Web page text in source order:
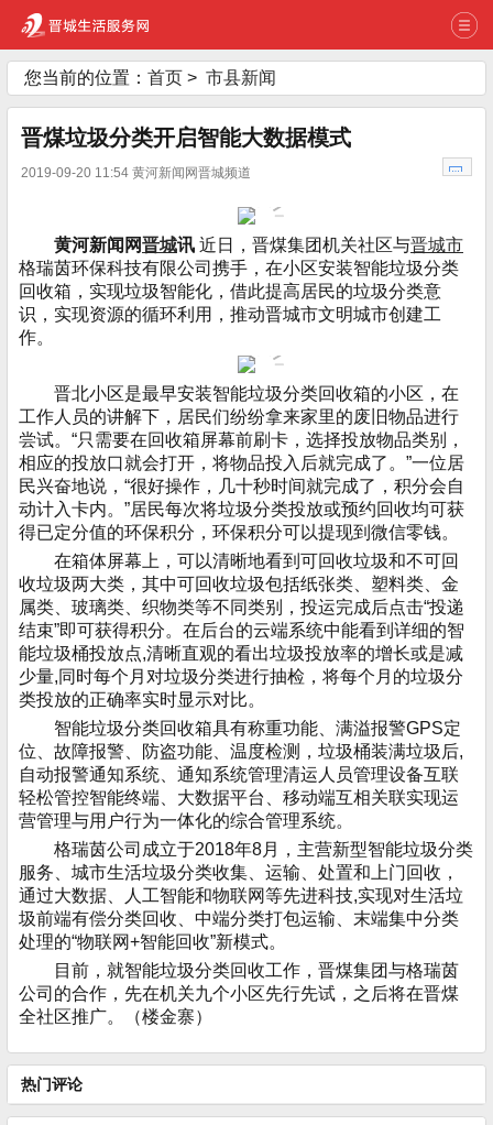
您当前的位置： 首页 > 市县新闻
晋煤垃圾分类开启智能大数据模式
2019-09-20 11:54 黄河新闻网晋城频道
黄河新闻网晋城讯 近日，晋煤集团机关社区与晋城市
格瑞茵环保科技有限公司携手，在小区安装智能垃圾分类
回收箱，实现垃圾智能化，借此提高居民的垃圾分类意
识，实现资源的循环利用，推动晋城市文明城市创建工
作。
晋北小区是最早安装智能垃圾分类回收箱的小区，在
工作人员的讲解下，居民们纷纷拿来家里的废旧物品进行
尝试。“只需要在回收箱屏幕前刷卡，选择投放物品类别，
相应的投放口就会打开，将物品投入后就完成了。”一位居
民兴奋地说，“很好操作，几十秒时间就完成了，积分会自
动计入卡内。”居民每次将垃圾分类投放或预约回收均可获
得已定分值的环保积分，环保积分可以提现到微信零钱。
在箱体屏幕上，可以清晰地看到可回收垃圾和不可回
收垃圾两大类，其中可回收垃圾包括纸张类、塑料类、金
属类、玻璃类、织物类等不同类别，投运完成后点击“投递
结束”即可获得积分。在后台的云端系统中能看到详细的智
能垃圾桶投放点,清晰直观的看出垃圾投放率的增长或是减
少量,同时每个月对垃圾分类进行抽检，将每个月的垃圾分
类投放的正确率实时显示对比。
智能垃圾分类回收箱具有称重功能、满溢报警GPS定
位、故障报警、防盗功能、温度检测，垃圾桶装满垃圾后,
自动报警通知系统、通知系统管理清运人员管理设备互联
轻松管控智能终端、大数据平台、移动端互相关联实现运
营管理与用户行为一体化的综合管理系统。
格瑞茵公司成立于2018年8月，主营新型智能垃圾分类
服务、城市生活垃圾分类收集、运输、处置和上门回收，
通过大数据、人工智能和物联网等先进科技,实现对生活垃
圾前端有偿分类回收、中端分类打包运输、末端集中分类
处理的“物联网+智能回收”新模式。
目前，就智能垃圾分类回收工作，晋煤集团与格瑞茵
公司的合作，先在机关九个小区先行先试，之后将在晋煤
全社区推广。（楼金寨）
热门评论